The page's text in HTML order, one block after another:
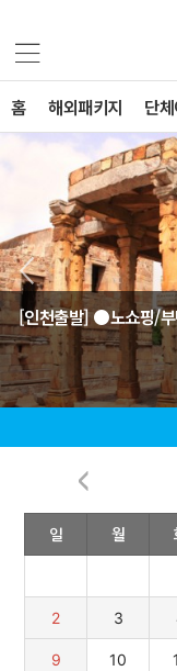
홈 해외패키지 단
[인천출발] ●노쇼핑/부